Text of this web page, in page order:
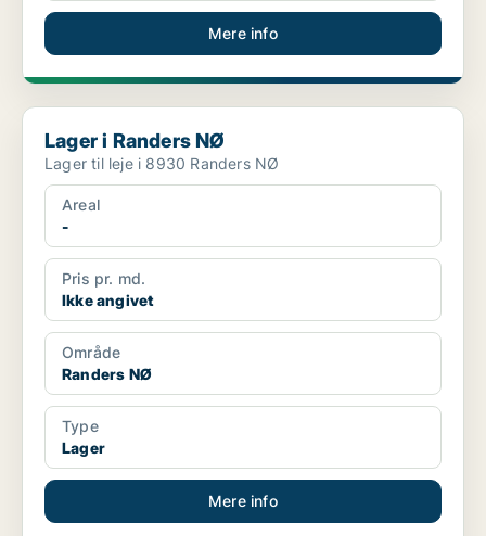
Mere info
Lager i Randers NØ
Lager i Randers NØ
Lager til leje i 8930 Randers NØ
Areal
-
Pris pr. md.
Ikke angivet
Område
Randers NØ
Type
Lager
Mere info